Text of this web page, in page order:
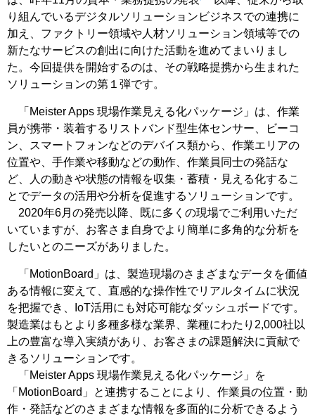
り組んでいるデジタルソリューションビジネスでの連携に
加え、ファクトリー領域や人材ソリューション領域等での
新たなサービスの創出に向けた活動を進めてまいりまし
た。今回提供を開始するのは、その戦略提携から生まれた
ソリューションの第１弾です。
「Meister Apps 現場作業見える化パッケージ」は、作業
員が携帯・装着するリストバンド型生体センサー、ビーコ
ン、スマートフォンなどのデバイス類から、作業エリアの
位置や、手作業や移動などの動作、作業員同士の発話な
ど、人の動きや状態の情報を収集・蓄積・見える化するこ
とでデータの活用や分析を促進するソリューションです。
2020年6月の発売以降、既に多くの現場でご利用いただ
いていますが、お客さま自身でより簡単に多角的な分析を
したいとのニーズがありました。
「MotionBoard」は、製造現場のさまざまなデータを価値
ある情報に変えて、直感的な操作性でリアルタイムに状況
を把握でき、IoT活用にも対応可能なダッシュボードです。
製造業はもとより多種多様な業界、業種にわたり2,000社以
上の豊富な導入実績があり、お客さまの課題解決に貢献で
きるソリューションです。
「Meister Apps 現場作業見える化パッケージ」を
「MotionBoard」と連携することにより、作業員の位置・動
作・発話などのさまざまな情報を多面的に分析できるよう